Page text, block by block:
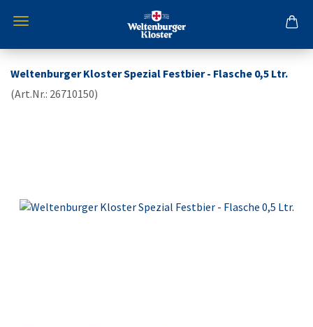
Weltenburger Kloster Spezial Festbier - Flasche 0,5 Ltr.
(Art.Nr.: 26710150)